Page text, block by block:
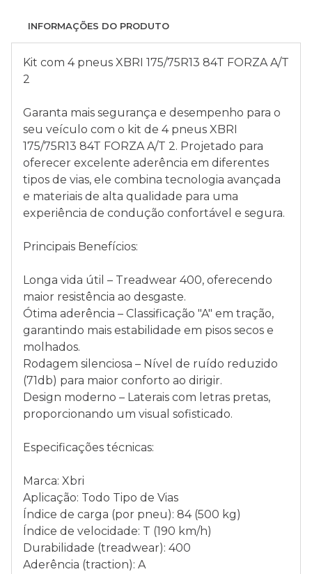
INFORMAÇÕES DO PRODUTO
Kit com 4 pneus XBRI 175/75R13 84T FORZA A/T
2
Garanta mais segurança e desempenho para o
seu veículo com o kit de 4 pneus XBRI
175/75R13 84T FORZA A/T 2. Projetado para
oferecer excelente aderência em diferentes
tipos de vias, ele combina tecnologia avançada
e materiais de alta qualidade para uma
experiência de condução confortável e segura.
Principais Benefícios:
Longa vida útil – Treadwear 400, oferecendo
maior resistência ao desgaste.
Ótima aderência – Classificação "A" em tração,
garantindo mais estabilidade em pisos secos e
molhados.
Rodagem silenciosa – Nível de ruído reduzido
(71db) para maior conforto ao dirigir.
Design moderno – Laterais com letras pretas,
proporcionando um visual sofisticado.
Especificações técnicas:
Marca: Xbri
Aplicação: Todo Tipo de Vias
Índice de carga (por pneu): 84 (500 kg)
Índice de velocidade: T (190 km/h)
Durabilidade (treadwear): 400
Aderência (traction): A